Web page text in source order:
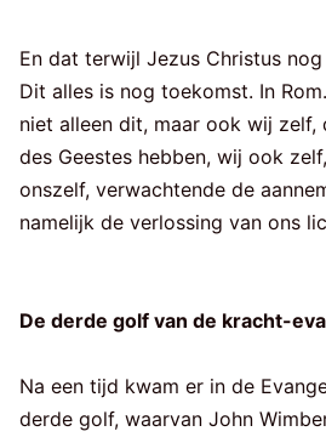
En dat terwijl Jezus Christus
Dit alles is nog toekomst. In
niet alleen dit, maar ook wij zelf,
des Geestes hebben, wij ook
onszelf, verwachtende de
namelijk de verlossing van ons
De derde golf van de kracht-
Na een tijd kwam er in de
derde golf, waarvan John